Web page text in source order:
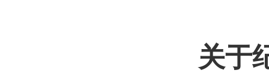
关于